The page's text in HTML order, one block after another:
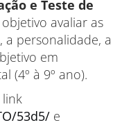
e Teste de
avaliar as
a personalidade, a
em
(4º à 9º ano).
53d5/ e